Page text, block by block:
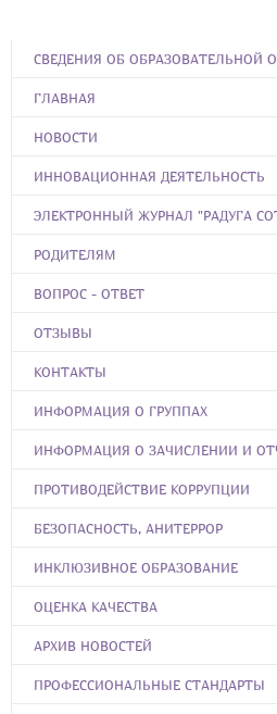
СВЕДЕНИЯ ОБ ОБРАЗОВАТЕЛЬНОЙ
ГЛАВНАЯ
НОВОСТИ
ИННОВАЦИОННАЯ ДЕЯТЕЛЬНОСТЬ
ЭЛЕКТРОННЫЙ ЖУРНАЛ "РАДУГА
РОДИТЕЛЯМ
ВОПРОС - ОТВЕТ
ОТЗЫВЫ
КОНТАКТЫ
ИНФОРМАЦИЯ О ГРУППАХ
ИНФОРМАЦИЯ О ЗАЧИСЛЕНИИ И
ПРОТИВОДЕЙСТВИЕ КОРРУПЦИИ
БЕЗОПАСНОСТЬ, АНИТЕРРОР
ИНКЛЮЗИВНОЕ ОБРАЗОВАНИЕ
ОЦЕНКА КАЧЕСТВА
АРХИВ НОВОСТЕЙ
ПРОФЕССИОНАЛЬНЫЕ СТАНДАРТЫ